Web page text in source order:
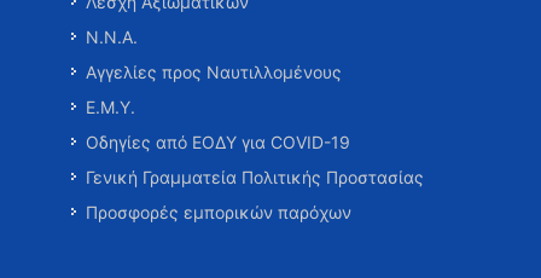
Ν.Ν.Α.
Αγγελίες προς Ναυτιλλομένους
Ε.Μ.Υ.
Οδηγίες από ΕΟΔΥ για COVID-19
Γενική Γραμματεία Πολιτικής Προστασίας
Προσφορές εμπορικών παρόχων